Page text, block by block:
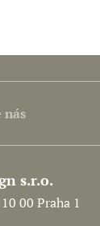
s.r.o.
00 Praha 1